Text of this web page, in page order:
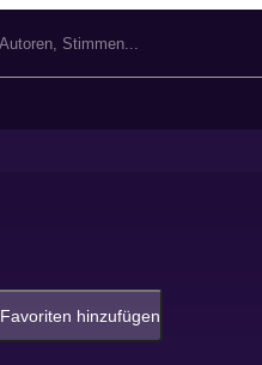
hinzufügen